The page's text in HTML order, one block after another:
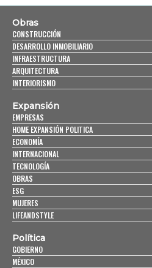
Obras
CONSTRUCCIÓN
DESARROLLO INMOBILIARIO
INFRAESTRUCTURA
ARQUITECTURA
INTERIORISMO
Expansión
EMPRESAS
HOME EXPANSIÓN POLITICA
ECONOMÍA
INTERNACIONAL
TECNOLOGÍA
OBRAS
ESG
MUJERES
LIFEANDSTYLE
Política
GOBIERNO
MÉXICO